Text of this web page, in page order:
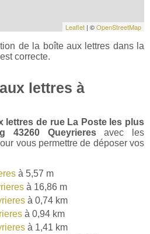
Leaflet | ©OpenStreetMap
de la boîte aux lettres dans la
correcte.
lettres à
lettres de rue La Poste les plus
43260 Queyrieresavec les
vous permettre de déposer vos
à 5,57 m
à 16,86 m
à 0,74 km
à 0,94 km
à 1,41 km